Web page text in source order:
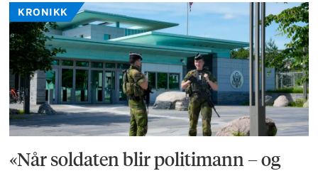
KRONIKK
«Når soldaten blir politimann – og